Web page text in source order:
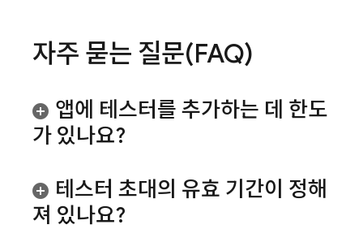
자주 묻는 질문(FAQ)
앱에 테스터를 추가하는 데 한도
가 있나요?
테스터 초대의 유효 기간이 정해
져 있나요?